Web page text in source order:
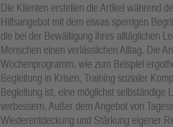
Die Klienten erstellen die Artikel während
Hilfsangebot mit dem etwas sperrigen
die bei der Bewältigung ihres alltäglichen
Menschen einen verlässlichen Alltag. Die
Wochenprogramm, wie zum Beispiel
Begleitung in Krisen, Training sozialer
Begleitung ist, eine möglichst selbständige
verbessern. Außer dem Angebot von
Wiederentdeckung und Stärkung eigener